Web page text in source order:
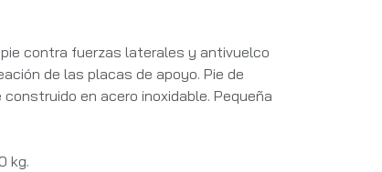
contra fuerzas laterales y antivuelco
de las placas de apoyo. Pie de
en acero inoxidable. Pequeña
kg.